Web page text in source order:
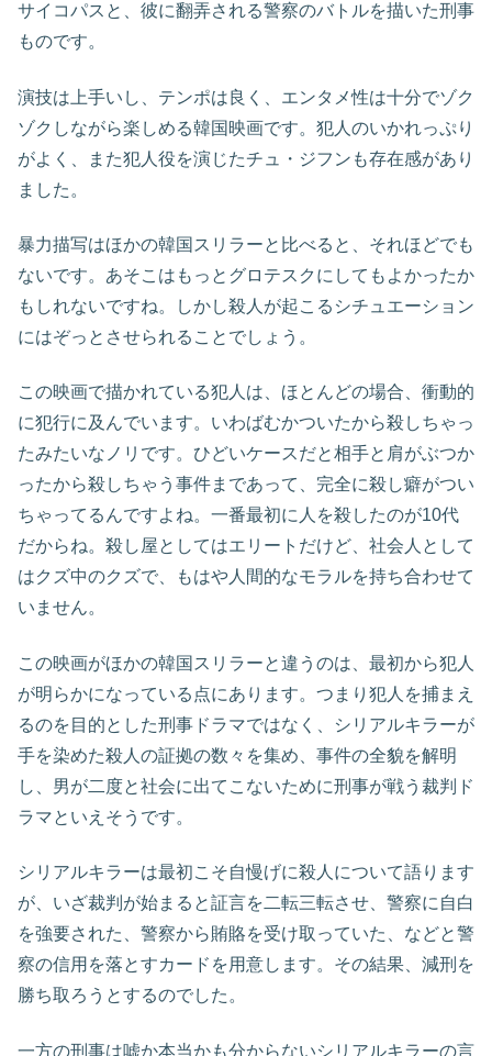
サイコパスと、彼に翻弄される警察のバトルを描いた刑事
ものです。
演技は上手いし、テンポは良く、エンタメ性は十分でゾク
ゾクしながら楽しめる韓国映画です。犯人のいかれっぷり
がよく、また犯人役を演じたチュ・ジフンも存在感があり
ました。
暴力描写はほかの韓国スリラーと比べると、それほどでも
ないです。あそこはもっとグロテスクにしてもよかったか
もしれないですね。しかし殺人が起こるシチュエーション
にはぞっとさせられることでしょう。
この映画で描かれている犯人は、ほとんどの場合、衝動的
に犯行に及んでいます。いわばむかついたから殺しちゃっ
たみたいなノリです。ひどいケースだと相手と肩がぶつか
ったから殺しちゃう事件まであって、完全に殺し癖がつい
ちゃってるんですよね。一番最初に人を殺したのが10代
だからね。殺し屋としてはエリートだけど、社会人として
はクズ中のクズで、もはや人間的なモラルを持ち合わせて
いません。
この映画がほかの韓国スリラーと違うのは、最初から犯人
が明らかになっている点にあります。つまり犯人を捕まえ
るのを目的とした刑事ドラマではなく、シリアルキラーが
手を染めた殺人の証拠の数々を集め、事件の全貌を解明
し、男が二度と社会に出てこないために刑事が戦う裁判ド
ラマといえそうです。
シリアルキラーは最初こそ自慢げに殺人について語ります
が、いざ裁判が始まると証言を二転三転させ、警察に自白
を強要された、警察から賄賂を受け取っていた、などと警
察の信用を落とすカードを用意します。その結果、減刑を
勝ち取ろうとするのでした。
一方の刑事は嘘か本当かも分からないシリアルキラーの言